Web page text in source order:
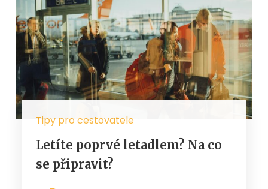
Tipy pro cestovatele
Letíte poprvé letadlem? Na co
se připravit?